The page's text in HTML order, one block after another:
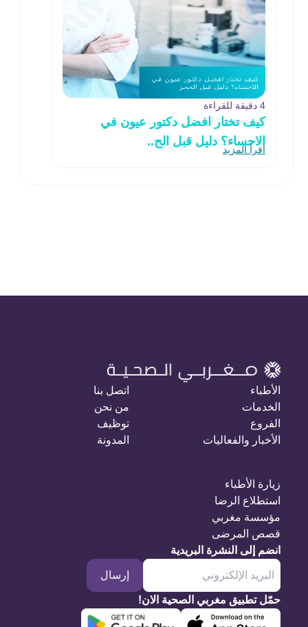
4 دقيقة للقراءة
كيف تختار افضل دكتور عيون في
الاحساء؟ دليل قبل الح..
اقرأ المزيد
الأطباء
الخدمات
الفروع
الأخبار والفعاليات
اتصل بنا
من نحن
توظيف
المدونة
زيارة الأطباء
استطلاع الرضا
مؤسسة مغربي
قصص المرضى
انضم إلى النشرة البريدية
إرسال
حمّل تطبيق مغربي الصحية الان!